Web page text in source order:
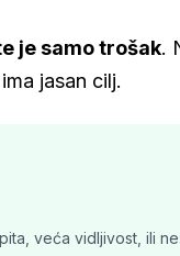
je samo trošak.
jasan cilj.
veća vidljivost, ili